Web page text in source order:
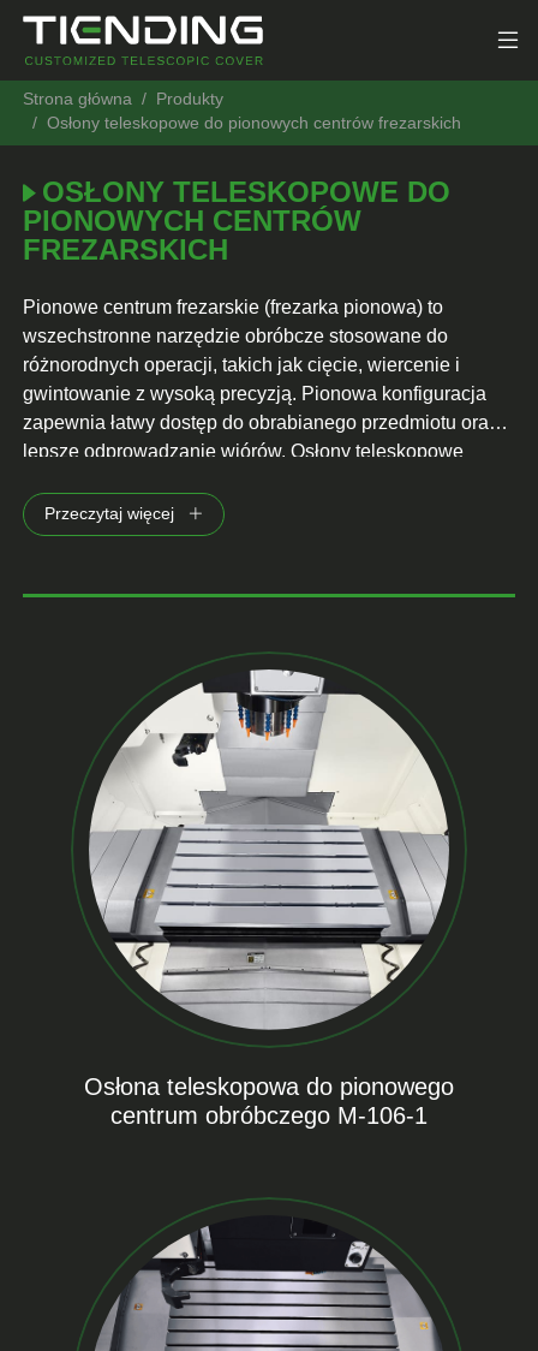
Strona główna
Produkty
Osłony teleskopowe do pionowych centrów frezarskich
OSŁONY TELESKOPOWE DO
PIONOWYCH CENTRÓW
FREZARSKICH
Pionowe centrum frezarskie (frezarka pionowa) to
wszechstronne narzędzie obróbcze stosowane do
różnorodnych operacji, takich jak cięcie, wiercenie i
gwintowanie z wysoką precyzją. Pionowa konfiguracja
zapewnia łatwy dostęp do obrabianego przedmiotu oraz
lepsze odprowadzanie wiórów. Osłony teleskopowe
maszyny, takich jak wrzeciono, śruby kulowe i
prowadnice, przed wiórami, chłodziwem i innymi
teleskopowe zwiększają żywotność i niezawodność
Przeczytaj więcej
Osłona teleskopowa do pionowego
centrum obróbczego M-106-1